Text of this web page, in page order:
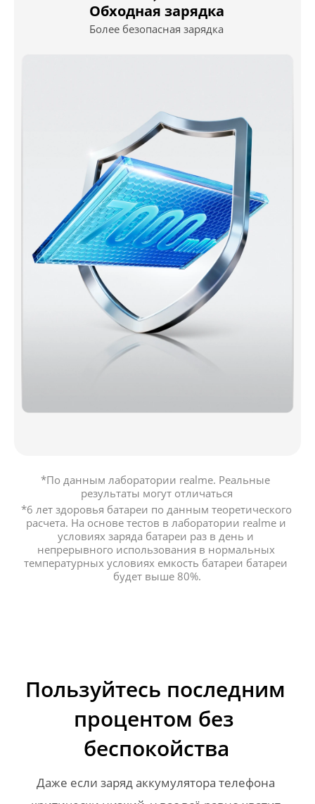
*6 лет здоровья батареи по данным теоретического
расчета. На основе тестов в лаборатории realme и
условиях заряда батареи раз в день и
непрерывного использования в нормальных
температурных условиях емкость батареи батареи
будет выше 80%.
*По данным лаборатории realme. Реальные
результаты могут отличаться
Более безопасная зарядка
Обходная зарядка
Даже если заряд аккумулятора телефона
Пользуйтесь последним
процентом без
беспокойства